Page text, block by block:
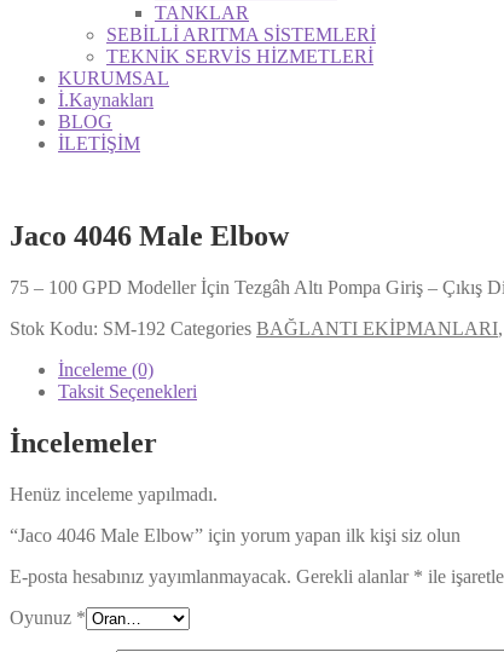
TANKLAR
SEBİLLİ ARITMA SİSTEMLERİ
TEKNİK SERVİS HİZMETLERİ
KURUMSAL
İ.Kaynakları
BLOG
İLETİŞİM
Jaco 4046 Male Elbow
75 – 100 GPD Modeller İçin Tezgâh Altı Pompa Giriş – Çıkış
Stok Kodu: SM-192 Categories BAĞLANTI EKİPMANLARI,
İnceleme (0)
Taksit Seçenekleri
İncelemeler
Henüz inceleme yapılmadı.
“Jaco 4046 Male Elbow” için yorum yapan ilk kişi siz olun
E-posta hesabınız yayımlanmayacak. Gerekli alanlar * ile
Oyunuz *